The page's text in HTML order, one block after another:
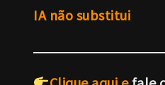
IA não substitui